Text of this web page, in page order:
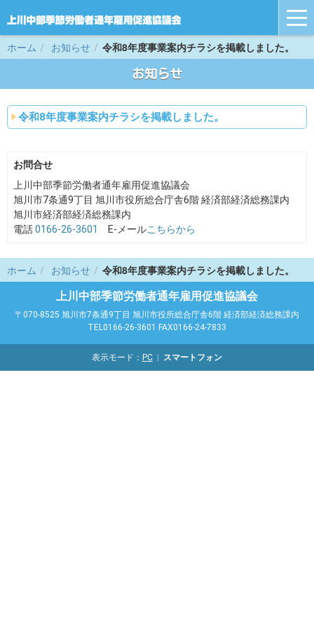
ホーム お知らせ 令和8年度事業案内チラシを掲載しました。
お知らせ
令和8年度事業案内チラシを掲載しました。
お問合せ
上川中部季節労働者通年雇用促進協議会
旭川市7条通9丁目 旭川市役所総合庁舎6階 経済部経済総務課内
旭川市経済部経済総務課内
電話0166-26-3601 E-メールこちらから
ホーム お知らせ 令和8年度事業案内チラシを掲載しました。
上川中部季節労働者通年雇用促進協議会
〒070-8525 旭川市7条通9丁目 旭川市役所総合庁舎6階 経済部経済総務課内
TEL0166-26-3601 FAX0166-24-7833
表示モード： PC スマートフォン